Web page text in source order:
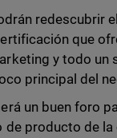
redescubrir
que
y todo un
principal del
un buen foro
producto de